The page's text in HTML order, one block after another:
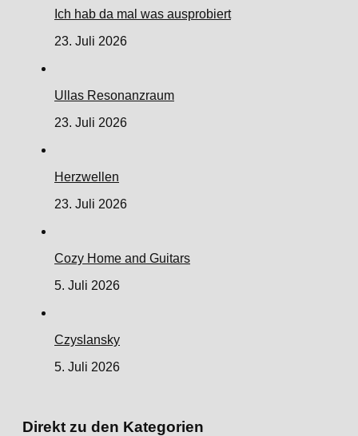
Ich hab da mal was ausprobiert
23. Juli 2026
Ullas Resonanzraum
23. Juli 2026
Herzwellen
23. Juli 2026
Cozy Home and Guitars
5. Juli 2026
Czyslansky
5. Juli 2026
Direkt zu den Kategorien